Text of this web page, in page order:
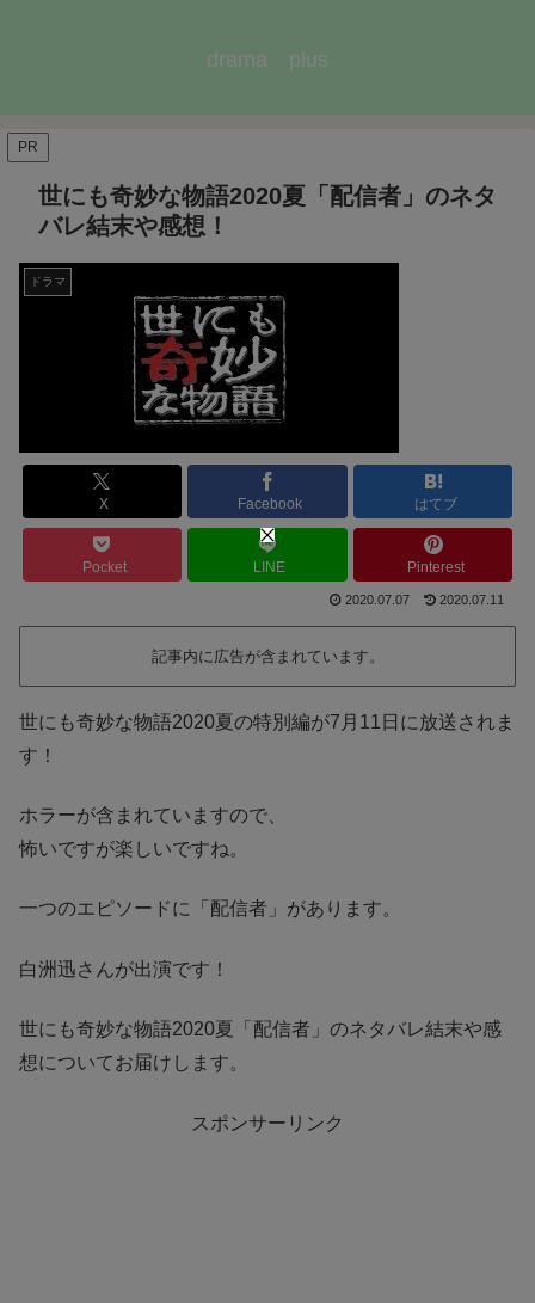
drama plus
PR
世にも奇妙な物語2020夏「配信者」のネタ
バレ結末や感想！
ドラマ
X Facebook はてブ
Pocket LINE Pinterest
2020.07.07 2020.07.11
記事内に広告が含まれています。
世にも奇妙な物語2020夏の特別編が7月11日に放送されま
す！
ホラーが含まれていますので、
怖いですが楽しいですね。
一つのエピソードに「配信者」があります。
白洲迅さんが出演です！
世にも奇妙な物語2020夏「配信者」のネタバレ結末や感
想についてお届けします。
スポンサーリンク